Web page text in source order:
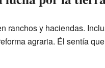
ranchos y haciendas.
agraria. Él sentía